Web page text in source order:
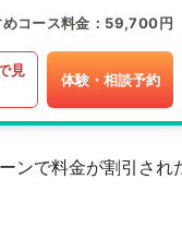
コース料金 59,700円
見
体験・相談予約
ンで料金が割引され